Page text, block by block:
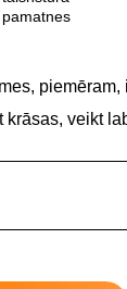
pamatnes
veikt